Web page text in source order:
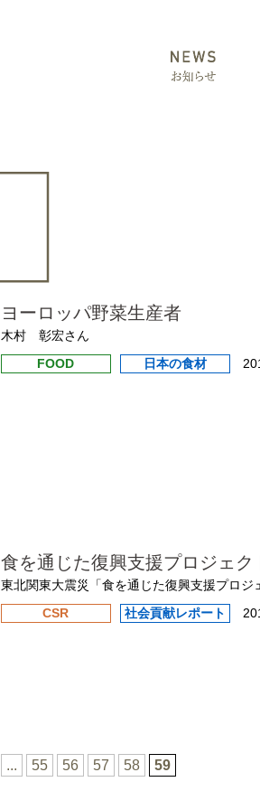
ヨーロッパ野菜生産者
木村 彰宏さん
FOOD
日本の食材
食を通じた復興支援プロジェク
東北関東大震災「食を通じた復興支援プロジ
CSR
社会貢献レポート
... 55 56 57 58 59